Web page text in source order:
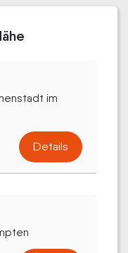
im
Details